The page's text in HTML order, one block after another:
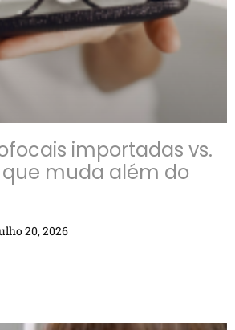
importadas vs.
que muda além do
20, 2026